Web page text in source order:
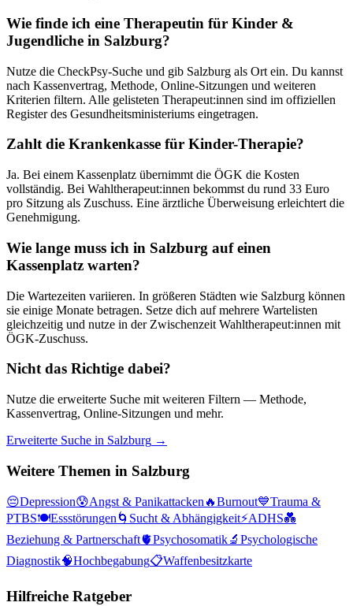
Wie finde ich eine Therapeutin für Kinder &
Jugendliche in Salzburg?
Nutze die CheckPsy-Suche und gib Salzburg als Ort ein. Du kannst
nach Kassenvertrag, Methode, Online-Sitzungen und weiteren
Kriterien filtern. Alle gelisteten Therapeut:innen sind im offiziellen
Register des Gesundheitsministeriums eingetragen.
Zahlt die Krankenkasse für Kinder-Therapie?
Ja. Bei einem Kassenplatz übernimmt die ÖGK die Kosten
vollständig. Bei Wahltherapeut:innen bekommst du rund 33 Euro
pro Sitzung als Zuschuss. Eine ärztliche Überweisung erleichtert die
Genehmigung.
Wie lange muss ich in Salzburg auf einen
Kassenplatz warten?
Die Wartezeiten variieren. In größeren Städten wie Salzburg können
sie einige Monate betragen. Setze dich auf mehrere Wartelisten
gleichzeitig und nutze in der Zwischenzeit Wahltherapeut:innen mit
ÖGK-Zuschuss.
Nicht das Richtige dabei?
Nutze die erweiterte Suche mit weiteren Filtern — Methode,
Kassenvertrag, Online-Sitzungen und mehr.
Erweiterte Suche in Salzburg →
Weitere Themen in Salzburg
😔Depression😰Angst & Panikattacken🔥Burnout💙Trauma &
PTBS🍽️Essstörungen🌀 Sucht & Abhängigkeit⚡ADHS💑
Beziehung & Partnerschaft🫀Psychosomatik🔬 Psychologische
Diagnostik🧠Hochbegabung📋Waffenbesitzkarte
Hilfreiche Ratgeber